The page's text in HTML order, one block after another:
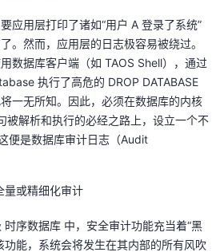
应用层打印了诸如“用户 A 登录了系统”
。然而，应用层的日志极容易被绕过。
数据库客户端（如 TAOS Shell），通过
执行了高危的 DROP DATABASE
一无所知。因此，必须在数据库的内核
被解析和执行的必经之路上，设立一个不
便是数据库审计日志（Audit
量或精细化审计
序数据库 中，安全审计功能充当着“黑
功能，系统会将发生在其内部的所有风吹